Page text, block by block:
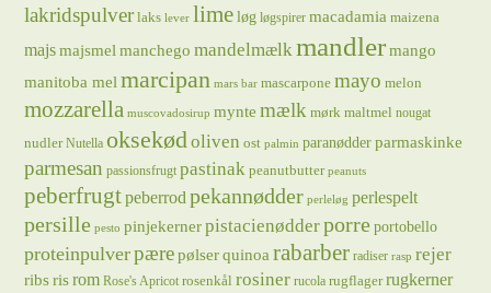
lakridspulver laks lever lime løg løgspirer macadamia maizena
majsmajsmel manchego mandelmælkmandler mango
manitoba mel marcipan mars bar mascarpone mayo melon
mozzarella muscovadosirup mynte mælk mørk maltmel nougat
nudler Nutella oksekødoliven ost palmin paranødder parmaskinke
parmesan passionsfrugt pastinak peanutbutter peanuts
peberfrugtpeberrodpekannødder perleløg perlespelt
persille pesto pinjekerner pistacienødderporre portobello
proteinpulverpære pølser quinoa rabarber radiser rasp rejer
ribs risrom Rose's Apricot rosenkål rosiner rucola rugflager rugkerner